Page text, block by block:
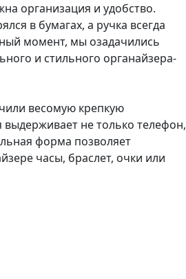
организация и удобство.
в бумагах, а ручка всегда
момент, мы озадачились
и стильного органайзера-
весомую крепкую
выдерживает не только телефон,
форма позволяет
часы, браслет, очки или